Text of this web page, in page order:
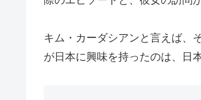
キム・カーダシアンと言えば、
が日本に興味を持ったのは、日